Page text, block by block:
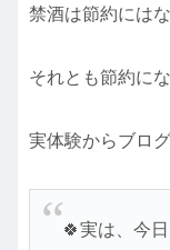
禁酒は節約には
それとも節約に
実体験からブロ
🍀実は、今